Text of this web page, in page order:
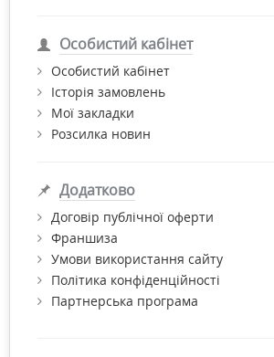
Особистий кабінет
Особистий кабінет
Історія замовлень
Мої закладки
Розсилка новин
Додатково
Договір публічної оферти
Франшиза
Умови використання сайту
Політика конфіденційності
Партнерська програма